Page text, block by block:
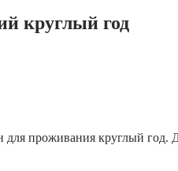
круглый год
проживания круглый год.